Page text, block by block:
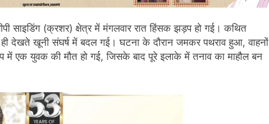
साइडिंग (क्रशर) क्षेत्र में मंगलवार रात हिंसक झड़प हो गई। कथित
देखते खूनी संघर्ष में बदल गई। घटना के दौरान जमकर पथराव हुआ, वाहनों
एक युवक की मौत हो गई, जिसके बाद पूरे इलाके में तनाव का माहौल बन